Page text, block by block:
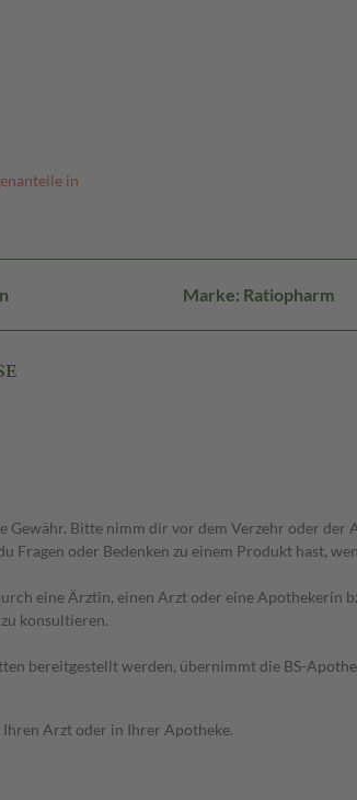
in
Marke: Ratiopharm
Bitte nimm dir vor dem Verzehr oder
Fragen oder Bedenken zu einem Produkt hast,
eine Ärztin, einen Arzt oder eine Apothekerin
konsultieren.
bereitgestellt werden, übernimmt die BS-
Ihren Arzt oder in Ihrer Apotheke.